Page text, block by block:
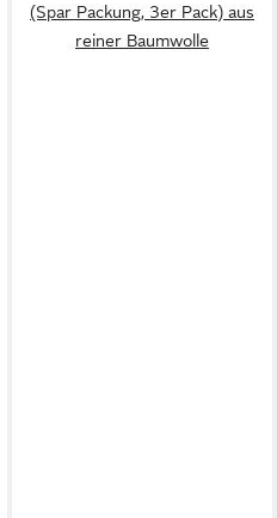
(Spar Packung, 3er Pack) aus
reiner Baumwolle